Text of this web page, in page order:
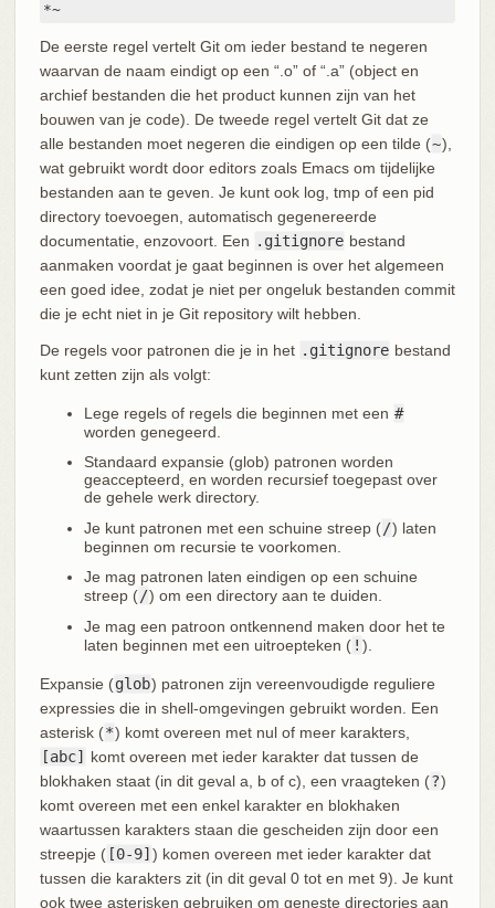
*~
De eerste regel vertelt Git om ieder bestand te negeren
waarvan de naam eindigt op een “.o” of “.a” (object en
archief bestanden die het product kunnen zijn van het
bouwen van je code). De tweede regel vertelt Git dat ze
alle bestanden moet negeren die eindigen op een tilde (~),
wat gebruikt wordt door editors zoals Emacs om tijdelijke
bestanden aan te geven. Je kunt ook log, tmp of een pid
directory toevoegen, automatisch gegenereerde
documentatie, enzovoort. Een .gitignore bestand
aanmaken voordat je gaat beginnen is over het algemeen
een goed idee, zodat je niet per ongeluk bestanden commit
die je echt niet in je Git repository wilt hebben.
De regels voor patronen die je in het .gitignore bestand
kunt zetten zijn als volgt:
Lege regels of regels die beginnen met een #
worden genegeerd.
Standaard expansie (glob) patronen worden
geaccepteerd, en worden recursief toegepast over
de gehele werk directory.
Je kunt patronen met een schuine streep ( /) laten
beginnen om recursie te voorkomen.
Je mag patronen laten eindigen op een schuine
streep ( /) om een directory aan te duiden.
Je mag een patroon ontkennend maken door het te
laten beginnen met een uitroepteken ( ! ).
Expansie (glob) patronen zijn vereenvoudigde reguliere
expressies die in shell-omgevingen gebruikt worden. Een
asterisk (*) komt overeen met nul of meer karakters,
[abc]
komt overeen met ieder karakter dat tussen de
blokhaken staat (in dit geval a, b of c), een vraagteken (?)
komt overeen met een enkel karakter en blokhaken
waartussen karakters staan die gescheiden zijn door een
streepje ( [0-9] ) komen overeen met ieder karakter dat
tussen die karakters zit (in dit geval 0 tot en met 9). Je kunt
ook twee asterisken gebruiken om geneste directories aan